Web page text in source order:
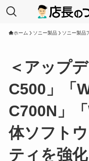
ホーム ソニー製品 ソニー製品
＜アップ
C500」「
C700N」
体ソフト
ティを強化